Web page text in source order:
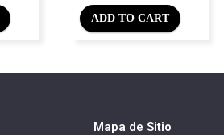
ADD TO CART
Mapa de Sitio